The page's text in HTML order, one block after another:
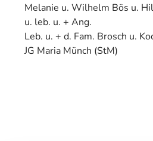
Melanie u. Wilhelm Bös u.
u. leb. u. + Ang.
Leb. u. + d. Fam. Brosch u.
JG Maria Münch (StM)